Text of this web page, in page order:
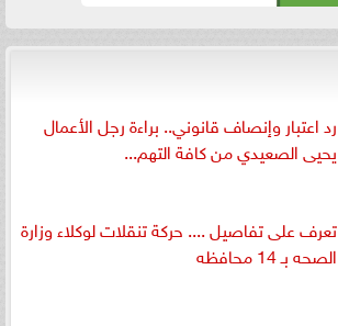
رد اعتبار وإنصاف قانوني.. براءة رجل الأعمال
يحيى الصعيدي من كافة التهم...
تعرف على تفاصيل .... حركة تنقلات لوكلاء وزارة
الصحه بـ 14 محافظه